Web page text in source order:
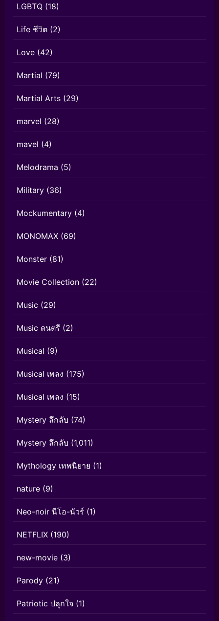
LGBTQ (18)
Life ชีวิต (2)
Love (42)
Martial (79)
Martial Arts (29)
marvel (28)
mavel (4)
Melodrama (5)
Military (36)
Mockumentary (4)
MONOMAX (69)
Monster (81)
Movie Collection (22)
Music (29)
Music ดนตรี (2)
Musical (9)
Musical เพลง (175)
Musical เพลง (15)
Mystery ลึกลับ (74)
Mystery ลึกลับ (1,011)
Mythology เทพนิยาย (1)
nature (9)
Neo-noir นีโอ-นัวร์ (1)
NETFLIX (190)
new-movie (3)
Parody (21)
Patriotic ปลุกใจ (1)